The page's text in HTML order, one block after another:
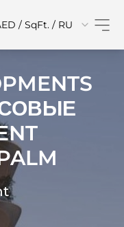
/ SqFt. / RU